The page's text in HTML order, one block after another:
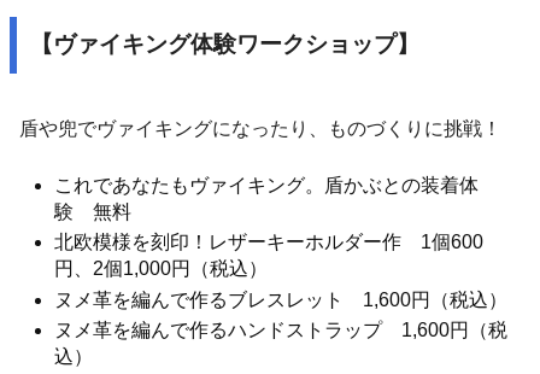
【ヴァイキング体験ワークショップ】
盾や兜でヴァイキングになったり、ものづくりに挑戦！
これであなたもヴァイキング。盾かぶとの装着体
験 無料
北欧模様を刻印！レザーキーホルダー作 1個600
円、2個1,000円（税込）
ヌメ革を編んで作るブレスレット 1,600円（税込）
ヌメ革を編んで作るハンドストラップ 1,600円（税
込）